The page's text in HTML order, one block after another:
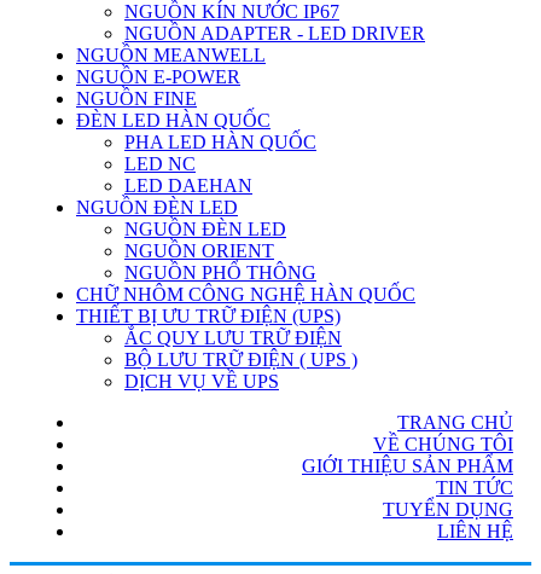
NGUỒN KÍN NƯỚC IP67
NGUỒN ADAPTER - LED DRIVER
NGUỒN MEANWELL
NGUỒN E-POWER
NGUỒN FINE
ĐÈN LED HÀN QUỐC
PHA LED HÀN QUỐC
LED NC
LED DAEHAN
NGUỒN ĐÈN LED
NGUỒN ĐÈN LED
NGUỒN ORIENT
NGUỒN PHỔ THÔNG
CHỮ NHÔM CÔNG NGHỆ HÀN QUỐC
THIẾT BỊ ƯU TRỮ ĐIỆN (UPS)
ẮC QUY LƯU TRỮ ĐIỆN
BỘ LƯU TRỮ ĐIỆN ( UPS )
DỊCH VỤ VỀ UPS
TRANG CHỦ
VỀ CHÚNG TÔI
GIỚI THIỆU SẢN PHẨM
TIN TỨC
TUYỂN DỤNG
LIÊN HỆ